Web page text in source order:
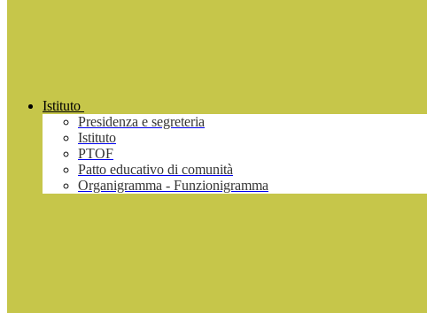
Istituto
Presidenza e segreteria
Istituto
PTOF
Patto educativo di comunità
Organigramma - Funzionigramma